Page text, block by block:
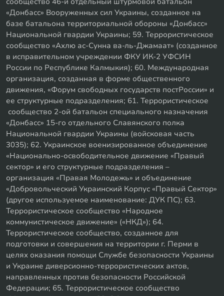
«Донбасс» Вооруженных сил Украины, созданное на
базе батальона территориальной обороны «Донбасс»
Национальной гвардии Украины; 59. Террористическое
сообщество «Ахлю ас-Сунна ва-ль-Джамаат» (созданное
в исправительном учреждении ФКУ ИК-2 УФСИН
России по Республике Калмыкия); 60. Международная
организация, созданная в форме общественного
движения, «Форум свободных государств постРоссии» и
ее структурные подразделения; 61. Террористическое
сообщество 2-ой батальон специального назначения
«Донбасс» 15-го отдельного Славянского полка
Национальной гвардии Украины (войсковая часть
3035); 62. Украинское военизированное объединение
«Национально-освободительное движение «Правый
сектор» и его структурные подразделения –
организация «Правая Молодежь» и объединение
«Добровольческий Украинский Корпус «Правый Сектор»
(другое используемое наименование: ДУК ПС); 63.
Террористическое сообщество «Народное
коммунистическое движение» («НКД»); 64.
Террористическое сообщество, созданное для
подготовки и совершения на территории г. Перми в
целях оказания помощи Службе безопасности Украины
и Украине диверсионно-террористических актов,
направленных против безопасности Российской
Федерации; 65. Террористическое сообщество